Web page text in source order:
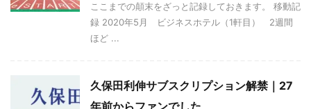
ここまでの顛末をざっと記録しておきます。 移動記
録 2020年5月 ビジネスホテル（1軒目） 2週間
ほど ...
久保田利伸サブスクリプション解禁｜27